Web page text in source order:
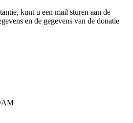
kunt u een mail sturen aan de
en de gegevens van de donatie